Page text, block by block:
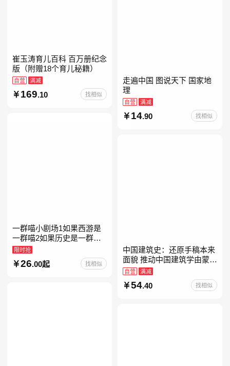
崔玉涛育儿百科 百万册纪念
版（附赠18个育儿秘籍）
自营 满减
169.10 找相似
走遍中国 图说天下 国家地
理
自营 满减
14.90 找相似
一群喵小剧场1如果西游是
一群喵2如果历史是一群喵
全套16晚清残晖篇全集全套
16册华夏长卷互动札记西游
喵桌游肥志历史喵系列
限时抢
26.00起 找相似
中国建筑史：还原手稿本来
面貌 推动中国建筑学由蒙昧
进入现代学科的奠基之作
自营 满减
54.40 找相似